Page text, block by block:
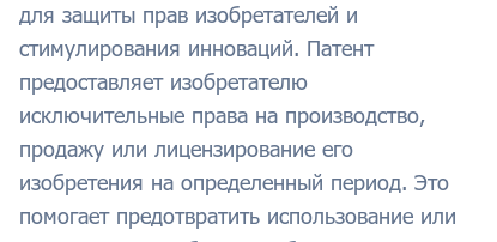
для защиты прав изобретателей и
стимулирования инноваций. Патент
предоставляет изобретателю
исключительные права на производство,
продажу или лицензирование его
изобретения на определенный период. Это
помогает предотвратить использование или